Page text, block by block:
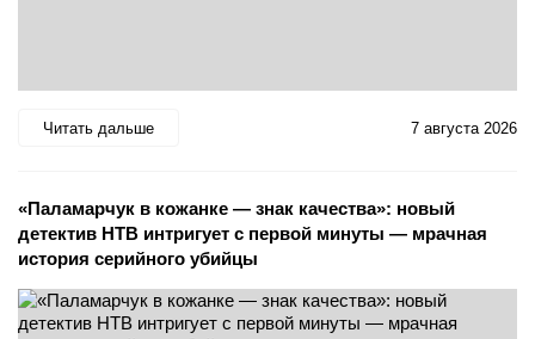
Читать дальше 7 августа 2026
«Паламарчук в кожанке — знак качества»: новый
детектив НТВ интригует с первой минуты — мрачная
история серийного убийцы